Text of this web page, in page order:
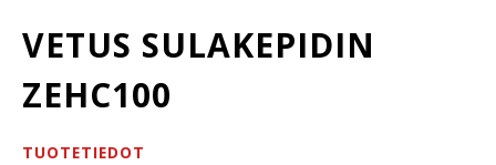
VETUS SULAKEPIDIN
ZEHC100
TUOTETIEDOT